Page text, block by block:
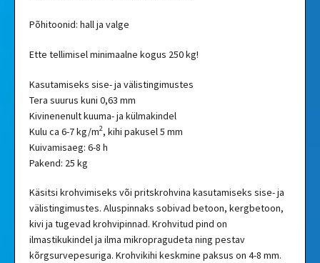
Põhitoonid: hall ja valge
Ette tellimisel minimaalne kogus 250 kg!
Kasutamiseks sise- ja välistingimustes
Tera suurus kuni 0,63 mm
Kivinenenult kuuma- ja külmakindel
Kulu ca 6-7 kg/m2, kihi pakusel 5 mm
Kuivamisaeg: 6-8 h
Pakend: 25 kg
Käsitsi krohvimiseks või pritskrohvina kasutamiseks sise- ja
välistingimustes. Aluspinnaks sobivad betoon, kergbetoon,
kivi ja tugevad krohvipinnad. Krohvitud pind on
ilmastikukindel ja ilma mikropragudeta ning pestav
kõrgsurvepesuriga. Krohvikihi keskmine paksus on 4-8 mm.